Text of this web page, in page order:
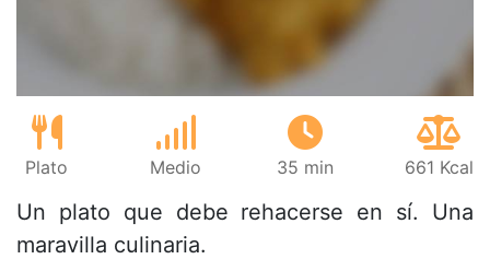
Plato Medio 35 min 661 Kcal
Un plato que debe rehacerse en sí. Una
maravilla culinaria.